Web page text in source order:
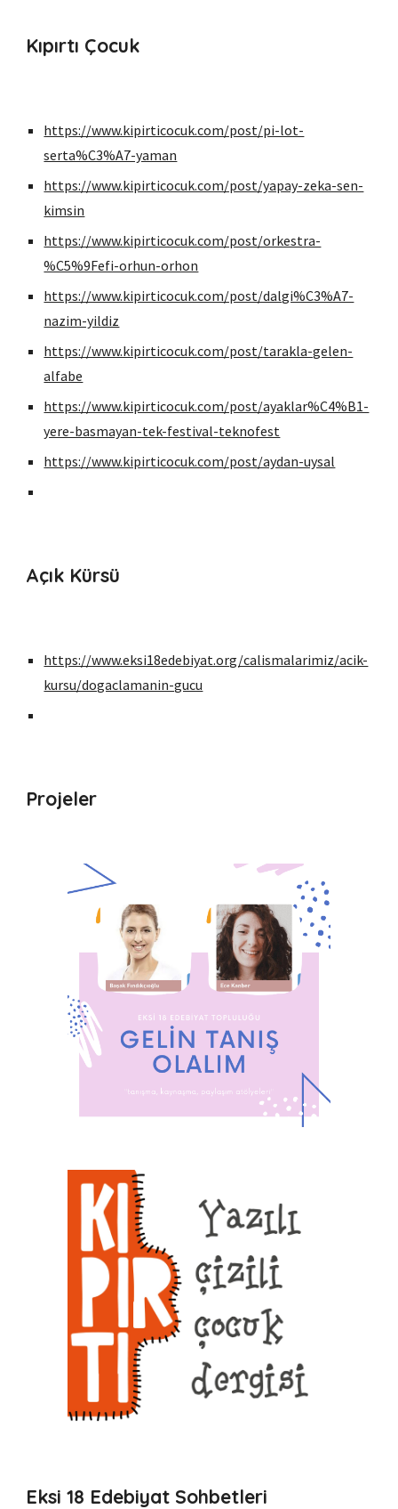
Kıpırtı Çocuk
https://www.kipirticocuk.com/post/pi-lot-
serta%C3%A7-yaman
https://www.kipirticocuk.com/post/yapay-zeka-sen-
kimsin
https://www.kipirticocuk.com/post/orkestra-
%C5%9Fefi-orhun-orhon
https://www.kipirticocuk.com/post/dalgi%C3%A7-
nazim-yildiz
https://www.kipirticocuk.com/post/tarakla-gelen-
alfabe
https://www.kipirticocuk.com/post/ayaklar%C4%B1-
yere-basmayan-tek-festival-teknofest
https://www.kipirticocuk.com/post/aydan-uysal
Açık Kürsü
https://www.eksi18edebiyat.org/calismalarimiz/acik-
kursu/dogaclamanin-gucu
Projeler
Eksi 18 Edebiyat Sohbetleri